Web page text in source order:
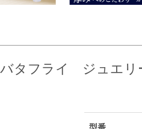
バタフライ ジュエ
型番